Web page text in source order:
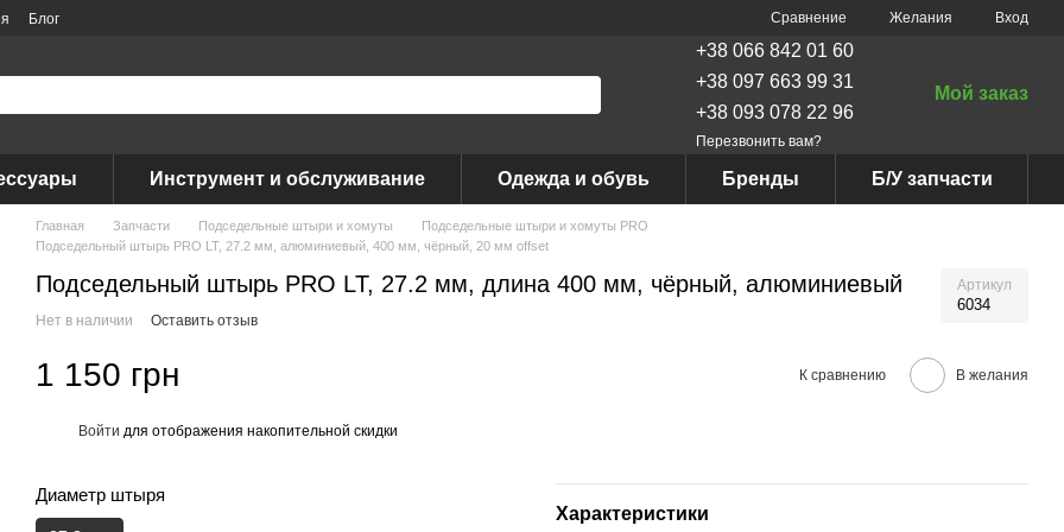
Блог Сравнение Желания Вход
+38 066 842 01 60
+38 097 663 99 31
+38 093 078 22 96
Перезвонить вам?
Мой заказ
Инструмент и обслуживание Одежда и обувь Бренды Б/У запчасти
Главная Запчасти Подседельные штыри и хомуты
Подседельные штыри и хомуты PRO
Подседельный штырь PRO LT, 27.2 мм, алюминиевый, 400 мм, чёрный, 20 мм offset
Подседельный штырь PRO LT, 27.2 мм, длина 400 мм, чёрный, алюминиевый Артикул
6034
Нет в наличии Оставить отзыв
1 150 грн К сравнению В желания
Войти для отображения накопительной скидки
Диаметр штыря
Характеристики